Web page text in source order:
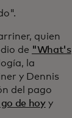
quien
de "What's
la
y Dennis
del pago
de hoyy